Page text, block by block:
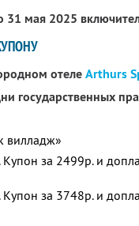
31 мая 2025
отелеArthurs
государственных
вилладж»
за 2499р. и
за 3748р. и